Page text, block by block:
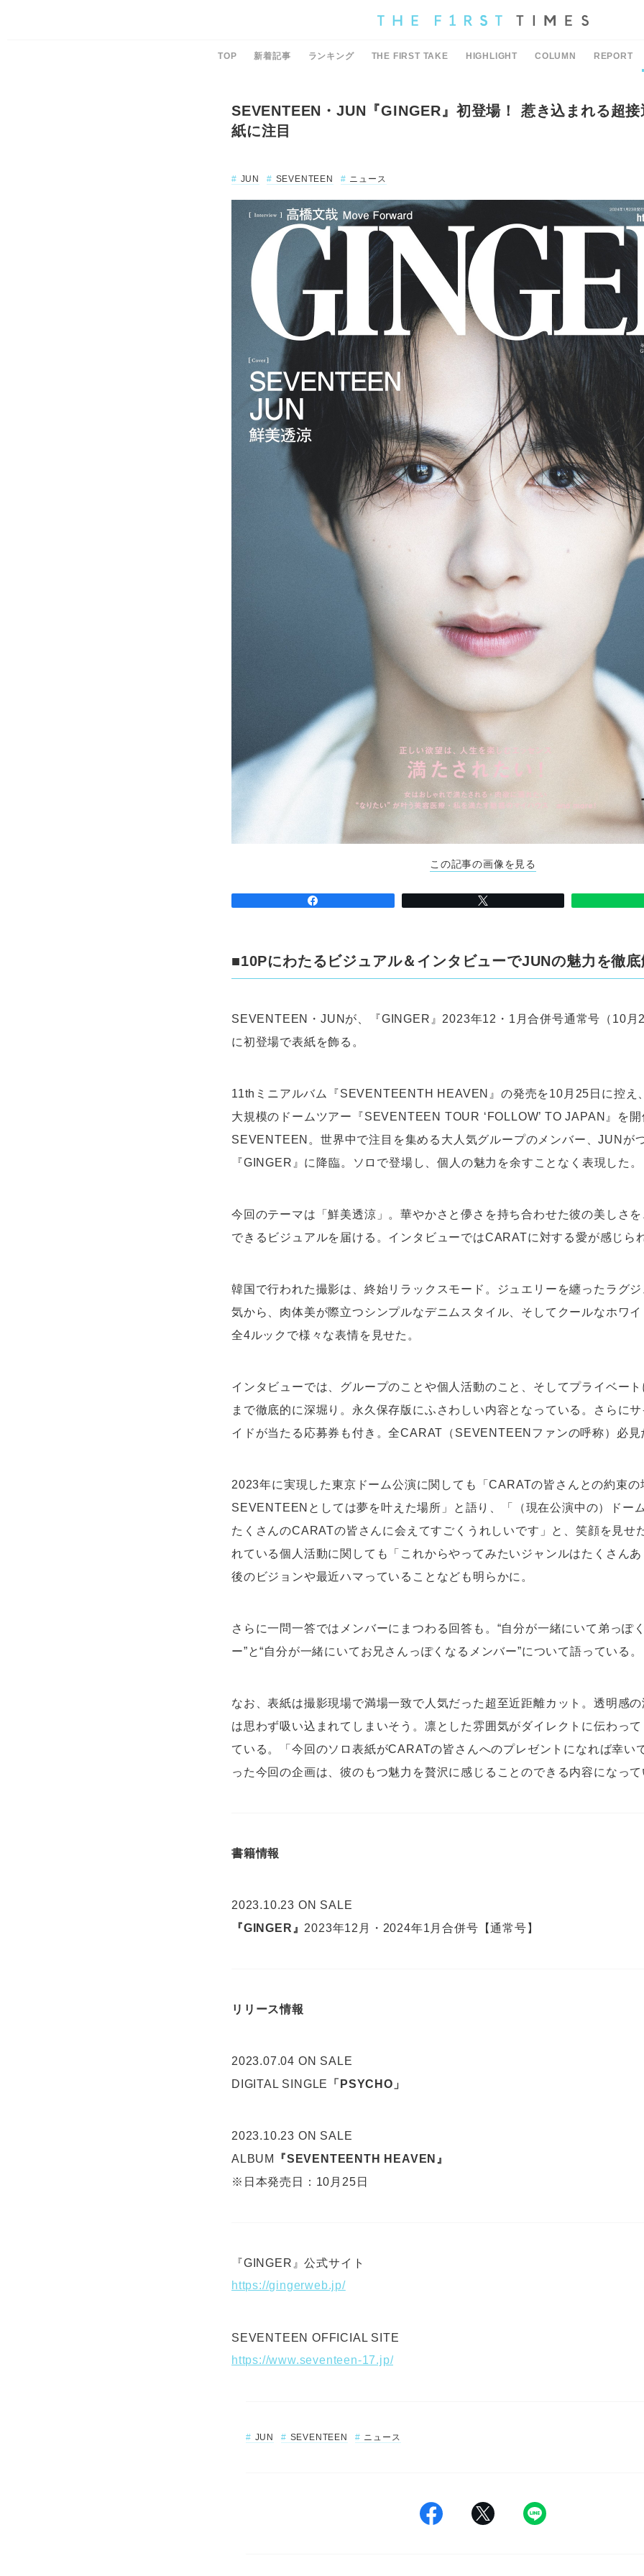
TOP 新着記事 ランキング THE FIRST TAKE HIGHLIGHT COLUMN REPORT
SEVENTEEN・JUN『GINGER』初登場！ 惹き込まれる超
紙に注目
JUN SEVENTEEN ニュース
この記事の画像を見る
■10Pにわたるビジュアル＆インタビューでJUNの魅力を徹
SEVENTEEN・JUNが、『GINGER』2023年12・1月合併号通常号（10月
に初登場で表紙を飾る。
11thミニアルバム『SEVENTEENTH HEAVEN』の発売を10月25日に控え
大規模のドームツアー『SEVENTEEN TOUR ‘FOLLOW’ TO JAPAN』を
SEVENTEEN。世界中で注目を集める大人気グループのメンバー、JUNが
『GINGER』に降臨。ソロで登場し、個人の魅力を余すことなく表現した。
今回のテーマは「鮮美透涼」。華やかさと儚さを持ち合わせた彼の美しさ
できるビジュアルを届ける。インタビューではCARATに対する愛が感じら
韓国で行われた撮影は、終始リラックスモード。ジュエリーを纏ったラグ
気から、肉体美が際立つシンプルなデニムスタイル、そしてクールなホワ
全4ルックで様々な表情を見せた。
インタビューでは、グループのことや個人活動のこと、そしてプライベー
まで徹底的に深堀り。永久保存版にふさわしい内容となっている。さらに
イドが当たる応募券も付き。全CARAT（SEVENTEENファンの呼称）必見
2023年に実現した東京ドーム公演に関しても「CARATの皆さんとの約束の
SEVENTEENとしては夢を叶えた場所」と語り、「（現在公演中の）ドー
たくさんのCARATの皆さんに会えてすごくうれしいです」と、笑顔を見せ
れている個人活動に関しても「これからやってみたいジャンルはたくさん
後のビジョンや最近ハマっていることなども明らかに。
さらに一問一答ではメンバーにまつわる回答も。“自分が一緒にいて弟っぽ
ー”と“自分が一緒にいてお兄さんっぽくなるメンバー”について語っている。
なお、表紙は撮影現場で満場一致で人気だった超至近距離カット。透明感
は思わず吸い込まれてしまいそう。凛とした雰囲気がダイレクトに伝わっ
ている。「今回のソロ表紙がCARATの皆さんへのプレゼントになれば幸い
った今回の企画は、彼のもつ魅力を贅沢に感じることのできる内容になっ
書籍情報
2023.10.23 ON SALE
『GINGER』 2023年12月・2024年1月合併号【通常号】
リリース情報
2023.07.04 ON SALE
DIGITAL SINGLE
「PSYCHO」
2023.10.23 ON SALE
ALBUM
『SEVENTEENTH HEAVEN』
※日本発売日：10月25日
『GINGER』公式サイト
https://gingerweb.jp/
SEVENTEEN OFFICIAL SITE
https://www.seventeen-17.jp/
JUN SEVENTEEN ニュース